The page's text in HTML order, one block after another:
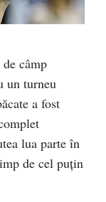
câmp
un turneu
a fost
lua parte în
de cel puțin